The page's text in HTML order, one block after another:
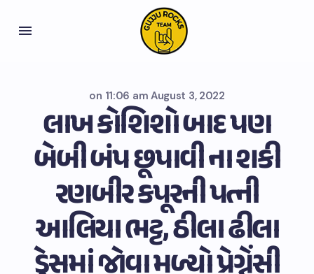
on 11:06 am August 3, 2022
લાખ કોશિશો બાદ પણ
બેબી બંપ છૂપાવી ના શકી
રણબીર કપૂરની પત્ની
આલિયા ભટ્ટ, ઠીલા ઢીલા